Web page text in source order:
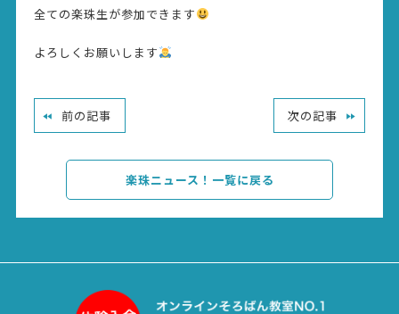
全ての楽珠生が参加できます
よろしくお願いします
前の記事 次の記事
楽珠ニュース！一覧に戻る